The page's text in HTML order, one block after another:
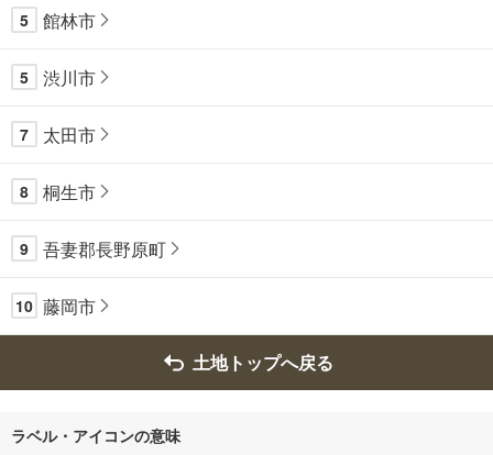
5 館林市
5 渋川市
7 太田市
8 桐生市
9 吾妻郡長野原町
10 藤岡市
土地トップへ戻る
ラベル・アイコンの意味